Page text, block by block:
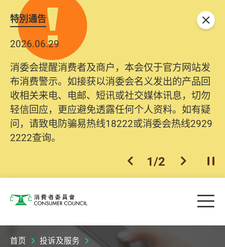
特別通告
2026.06.29
消委会提醒消费者及商户，本会仅于官方网站发
布消费警示。如接获以消委会名义发出的产品回
收相关来电、电邮、短讯或社交媒体讯息，切勿
轻信回应，更应避免透露任何个人资料。如有疑
问，请致电防骗易热线18222或消委会热线2929
2222查询。
上一个
1/2 下一个开
关闭
消费者委员会 目
首页 投诉及服务